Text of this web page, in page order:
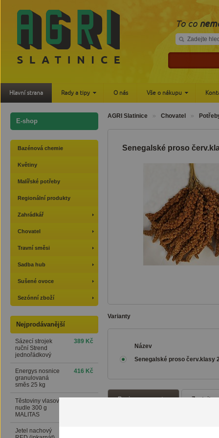
AGRI Slatinice Chovatel
Senegalské proso
Varianty
Název
Senegalské proso červ.klasy
Popis a parametry Zeptejte
E-shop
Bazénová chemie
Květiny
Malířské potřeby
Regionální produkty
Zahrádkář
Chovatel
Travní směsi
Sadba hub
Sušené ovoce
Sezónní zboží
Nejprodávanější
Sázecí strojek
ruční Strend
jednořádkový
389 Kč
Energys nosnice
granulovaná
směs 25 kg
416 Kč
Těstoviny vlasové
nudle 300 g
MALITAS
Jetel nachový
To co
Hlavní strana Rady a tipy O nás Vše o nákupu